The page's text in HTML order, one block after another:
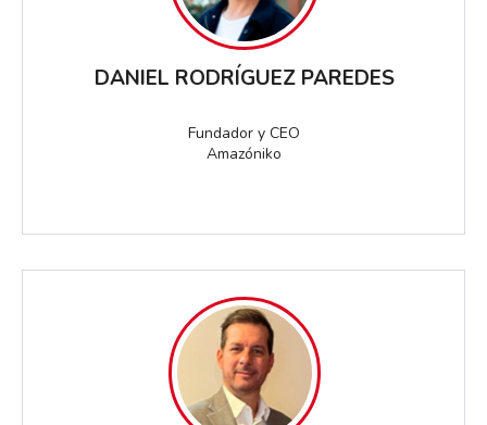
DANIEL RODRÍGUEZ PAREDES
Fundador y CEO
Amazóniko